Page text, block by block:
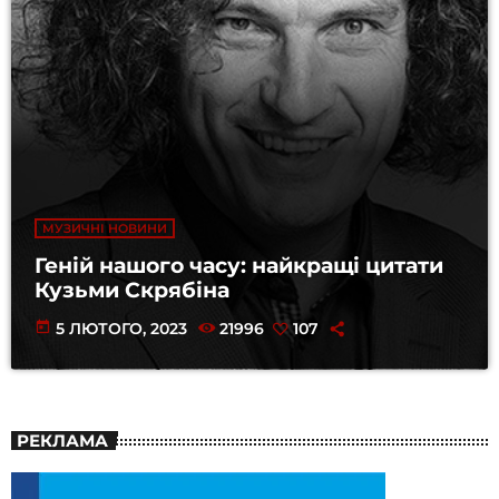
МУЗИЧНІ НОВИНИ
Геній нашого часу: найкращі цитати
Кузьми Скрябіна
today 5 ЛЮТОГО, 2023 21996 107
РЕКЛАМА